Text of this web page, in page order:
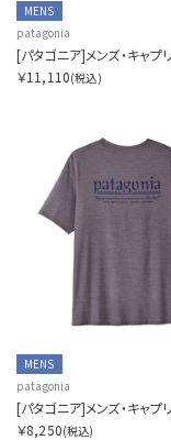
MENS
patagonia
￥11,110(税込)
MENS
patagonia
￥8,250(税込)